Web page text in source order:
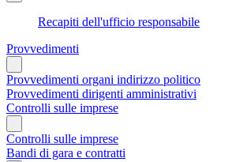
Recapiti dell'ufficio responsabile
Provvedimenti
Provvedimenti organi indirizzo politico
Provvedimenti dirigenti amministrativi
Controlli sulle imprese
Controlli sulle imprese
Bandi di gara e contratti